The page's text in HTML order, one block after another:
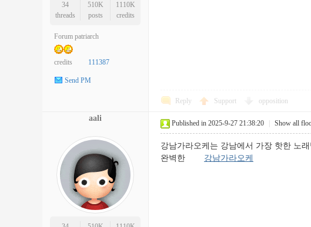
34
threads
510K
posts
1110K
credits
Forum patriarch
credits 111387
Send PM
Reply Support opposition
aali
Published in 2025-9-27 21:38:20 Show all
강남가라오케는 강남에서 가장 핫한 노
완벽한 강남가라오케